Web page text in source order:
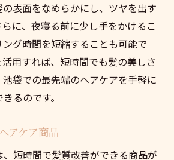
表面をなめらかにし、ツヤを出す
に、夜寝る前に少し手をかけるこ
グ時間を短縮することも可能で
用すれば、短時間でも髪の美しさ
袋での最先端のヘアケアを手軽に
るのです。
アケア商品
短時間で髪質改善ができる商品が